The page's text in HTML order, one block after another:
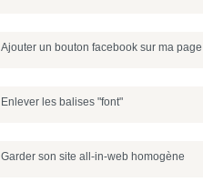
Ajouter un bouton facebook sur ma page
Enlever les balises "font"
Garder son site all-in-web homogène